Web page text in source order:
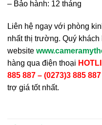
– Bảo hành: 12 tháng
Liên hệ ngay với phòng
nhất thị trường. Quý
website
hàng qua điện thoại
885 887 – (0273)3 885
trợ giá tốt nhất.